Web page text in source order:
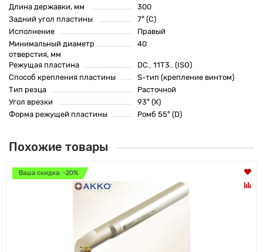
Длина державки, мм
300
Задний угол пластины
7° (C)
Исполнение
Правый
Минимальный диаметр
отверстия, мм
40
Режущая пластина
DC.. 11T3.. (ISO)
Способ крепления пластины
S-тип (крепление винтом)
Тип резца
Расточной
Угол врезки
93° (X)
Форма режущей пластины
Ромб 55° (D)
Похожие товары
Ваша скидка: -20%